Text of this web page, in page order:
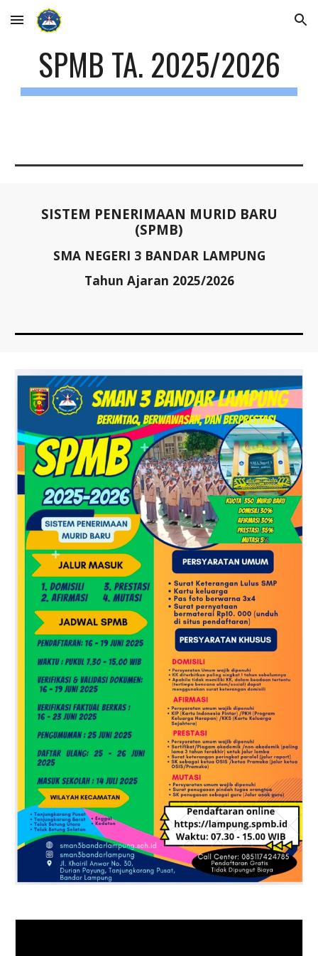
Skip to main content Skip to navigation
SPMB TA. 2025/2026
SISTEM PENERIMAAN MURID BARU
(SPMB)
SMA NEGERI 3 BANDAR LAMPUNG
Tahun Ajaran 2025/2026